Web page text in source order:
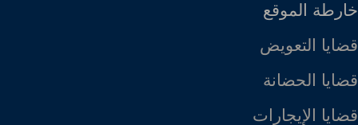
خارطة الموقع
قضايا التعويض
قضايا الحضانة
قضايا الإيجارات